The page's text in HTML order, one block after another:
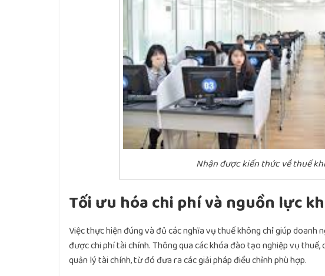
Nhận được kiến thức về thuế
Tối ưu hóa chi phí và nguồn lực
Việc thực hiện đúng và đủ các nghĩa vụ thuế không chỉ giúp
được chi phí tài chính. Thông qua các khóa đào tạo nghiệp vụ
quản lý tài chính, từ đó đưa ra các giải pháp điều chỉnh phù hợp.